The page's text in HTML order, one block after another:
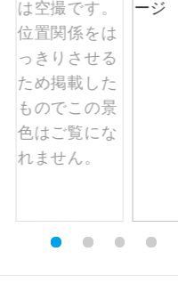
全
事
お部屋食
お
トラベルイヤ
周
を
1名
す。